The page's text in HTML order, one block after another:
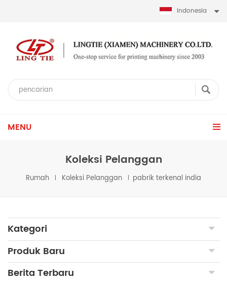
Indonesia
MENU
Koleksi Pelanggan
Rumah Koleksi Pelanggan pabrik terkenal india
Kategori
Produk Baru
Berita Terbaru